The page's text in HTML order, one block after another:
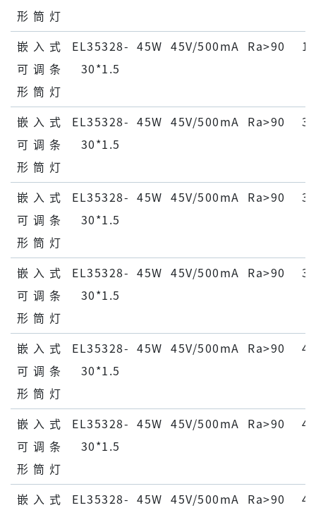
形 筒 灯
嵌 ⼊ 式
可 调 条
形 筒 灯
EL35328-
30*1.5
45W 45V/500mA Ra>90
嵌 ⼊ 式
可 调 条
形 筒 灯
EL35328-
30*1.5
45W 45V/500mA Ra>90
嵌 ⼊ 式
可 调 条
形 筒 灯
EL35328-
30*1.5
45W 45V/500mA Ra>90
嵌 ⼊ 式
可 调 条
形 筒 灯
EL35328-
30*1.5
45W 45V/500mA Ra>90
嵌 ⼊ 式
可 调 条
形 筒 灯
EL35328-
30*1.5
45W 45V/500mA Ra>90
嵌 ⼊ 式
可 调 条
形 筒 灯
EL35328-
30*1.5
45W 45V/500mA Ra>90
嵌 ⼊ 式
EL35328-
45W 45V/500mA Ra>90